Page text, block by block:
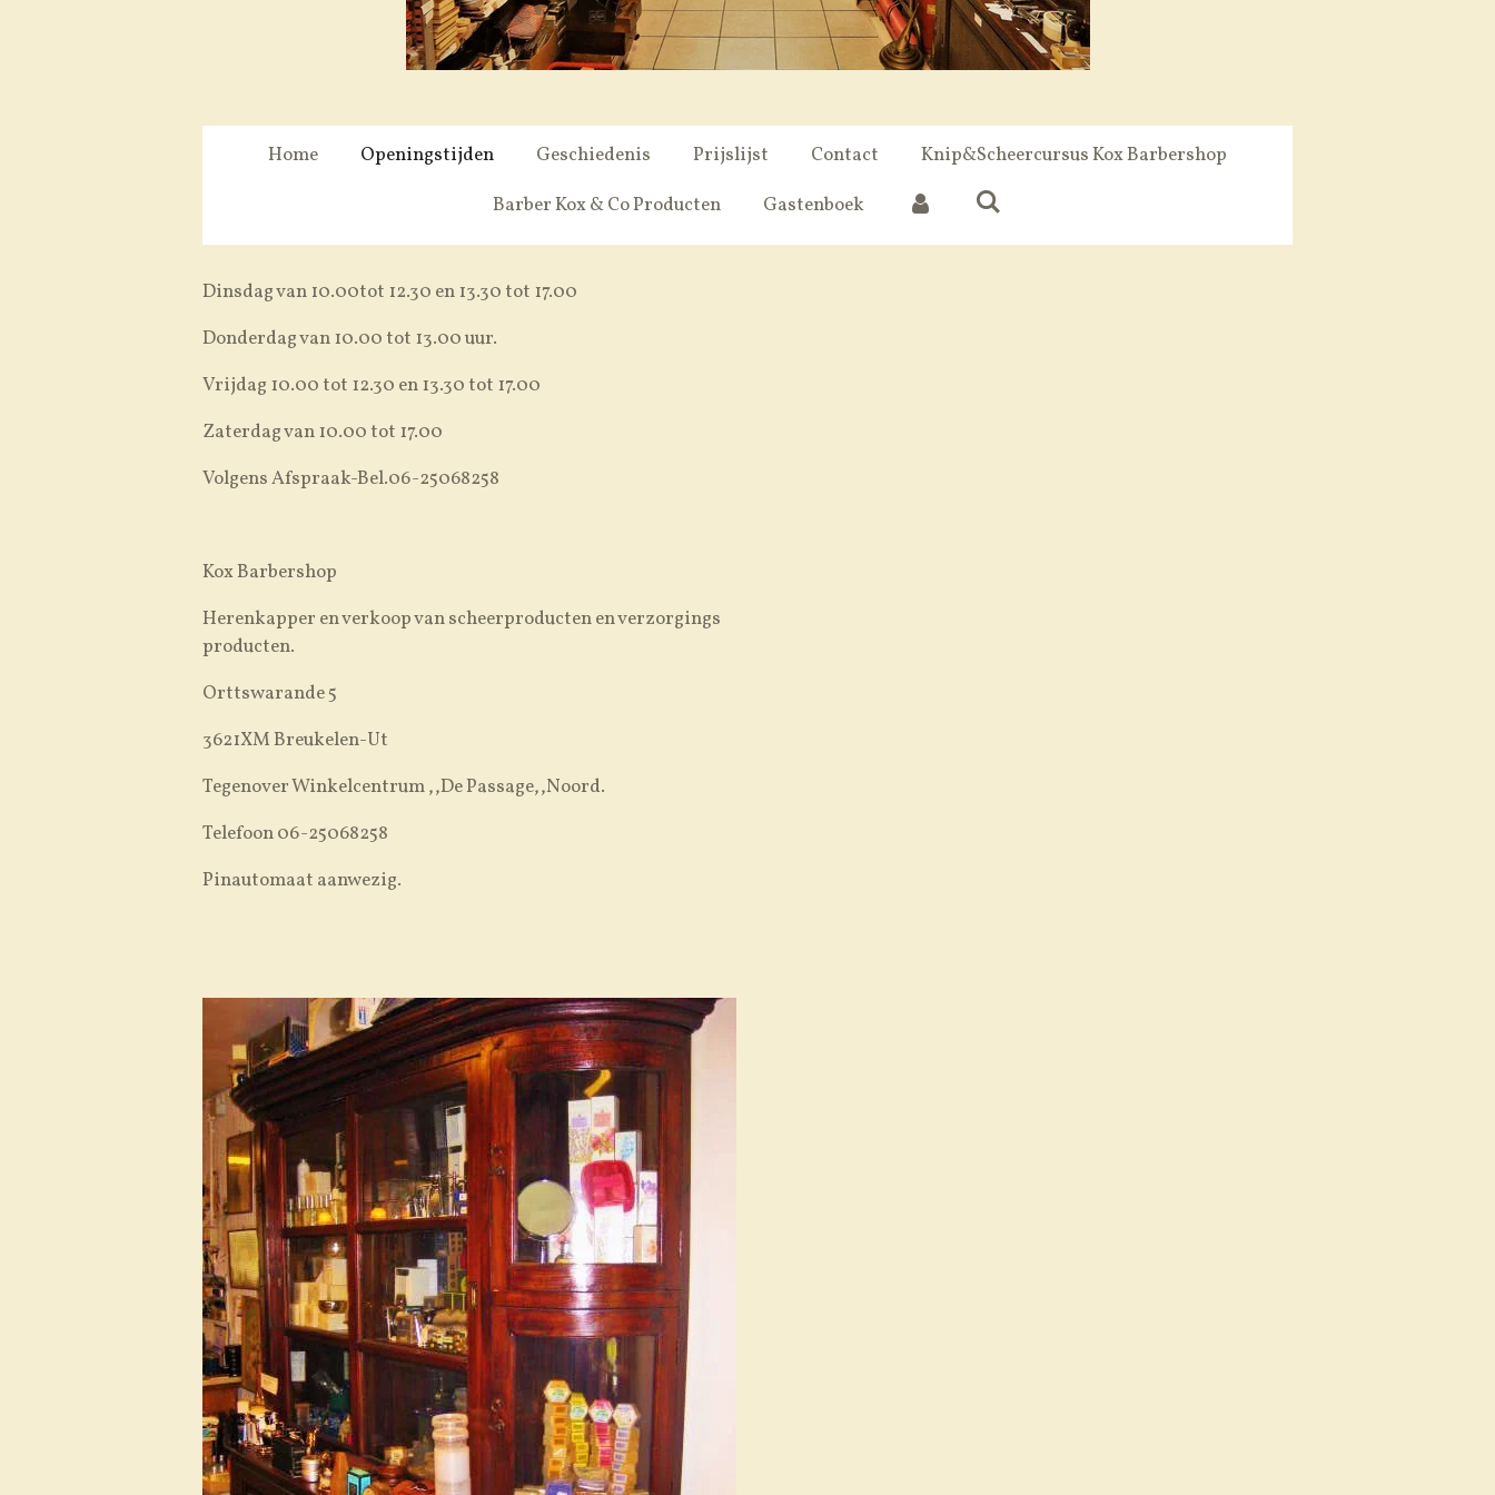
Home Openingstijden Geschiedenis Prijslijst Contact
Knip&Scheercursus Kox Barbershop
Barber Kox & Co Producten
Gastenboek
Dinsdag van 10.00tot 12.30 en 13.30 tot 17.00
Donderdag van 10.00 tot 13.00 uur.
Vrijdag 10.00 tot 12.30 en 13.30 tot 17.00
Zaterdag van 10.00 tot 17.00
Volgens Afspraak-Bel.06-25068258
Kox Barbershop
Herenkapper en verkoop van scheerproducten en verzorgings
producten.
Orttswarande 5
3621XM Breukelen-Ut
Tegenover Winkelcentrum ,,De Passage,,Noord.
Telefoon 06-25068258
Pinautomaat aanwezig.